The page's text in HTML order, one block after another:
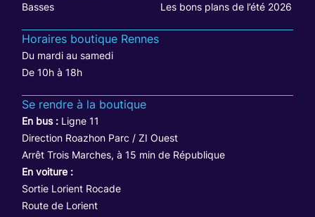
Basses
Les bons plans de l’été 2026
Horaires boutique Rennes
Du mardi au samedi
De 10h à 18h
Se rendre à la boutique
En bus : Ligne 11
Direction Roazhon Parc / ZI Ouest
Arrêt Trois Marches, à 15 min de République
En voiture :
Sortie Lorient Rocade
Route de Lorient